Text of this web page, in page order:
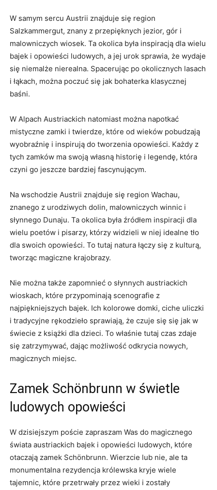
W samym sercu Austrii ⁤znajduje się region
‌Salzkammergut, znany z przepięknych jezior,⁢ gór i
malowniczych wiosek. Ta ⁢okolica ​była inspiracją dla wielu
bajek i opowieści ludowych, a ‍jej ⁢urok sprawia, że wydaje
się niemalże nierealna. Spacerując po okolicznych lasach‍
i łąkach, można poczuć się jak bohaterka klasycznej ​
baśni.
W Alpach Austriackich‍ natomiast można napotkać
mistyczne zamki i twierdze, które od wieków pobudzają
wyobraźnię i inspirują do tworzenia opowieści. Każdy z
tych zamków ma swoją własną historię i legendę, która
czyni go‌ jeszcze ‌bardziej fascynującym.
Na‍ wschodzie Austrii znajduje‌ się region Wachau,
znanego z ⁤urodziwych dolin, malowniczych winnic i
słynnego Dunaju. Ta okolica była źródłem inspiracji dla
wielu poetów⁤ i pisarzy, którzy widzieli w niej idealne tło
dla swoich opowieści. To tutaj natura łączy się z kulturą,
tworząc magiczne krajobrazy.
Nie można także zapomnieć o słynnych austriackich
wioskach, które⁣ przypominają scenografie z
najpiękniejszych bajek. Ich kolorowe domki, ciche uliczki
i tradycyjne rękodzieło sprawiają, że czuje się się ‌jak w
świecie z książki‌ dla dzieci. To właśnie tutaj czas zdaje
się zatrzymywać, dając możliwość odkrycia nowych,
magicznych miejsc.
Zamek Schönbrunn w świetle
ludowych ⁣opowieści
W ⁤dzisiejszym poście zapraszam Was do magicznego‍
świata ⁢austriackich bajek i opowieści ludowych, które
otaczają⁢ zamek Schönbrunn. Wierzcie lub nie, ale ta
monumentalna rezydencja królewska kryje wiele
tajemnic, które przetrwały przez wieki i zostały